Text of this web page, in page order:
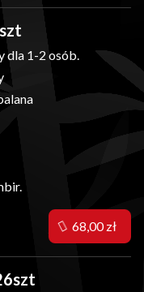
dla 1-2 osób.